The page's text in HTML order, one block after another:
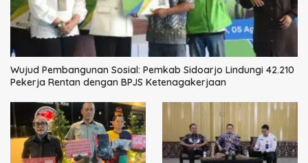
Wujud Pembangunan Sosial: Pemkab Sidoarjo Lindungi 42.210
Pekerja Rentan dengan BPJS Ketenagakerjaan